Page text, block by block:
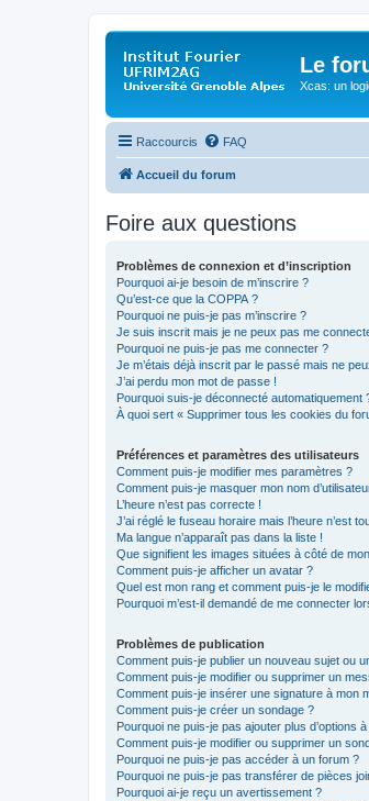
Le
Xcas: un
Raccourcis FAQ
Accueil du forum
Foire aux questions
Problèmes de connexion et d’inscription
Pourquoi ai-je besoin de m’inscrire ?
Qu’est-ce que la COPPA ?
Pourquoi ne puis-je pas m’inscrire ?
Je suis inscrit mais je ne peux pas me
Pourquoi ne puis-je pas me connecter ?
Je m’étais déjà inscrit par le passé mais ne
J’ai perdu mon mot de passe !
Pourquoi suis-je déconnecté automatiquement
À quoi sert « Supprimer tous les cookies du
Préférences et paramètres des utilisateurs
Comment puis-je modifier mes paramètres ?
Comment puis-je masquer mon nom
L’heure n’est pas correcte !
J’ai réglé le fuseau horaire mais l’heure n’est
Ma langue n’apparaît pas dans la liste !
Que signifient les images situées à côté de
Comment puis-je afficher un avatar ?
Quel est mon rang et comment puis-je le
Pourquoi m’est-il demandé de me connecter
Problèmes de publication
Comment puis-je publier un nouveau sujet ou
Comment puis-je modifier ou supprimer un
Comment puis-je insérer une signature à mon
Comment puis-je créer un sondage ?
Pourquoi ne puis-je pas ajouter plus d’options
Comment puis-je modifier ou supprimer un
Pourquoi ne puis-je pas accéder à un forum ?
Pourquoi ne puis-je pas transférer de pièces
Pourquoi ai-je reçu un avertissement ?